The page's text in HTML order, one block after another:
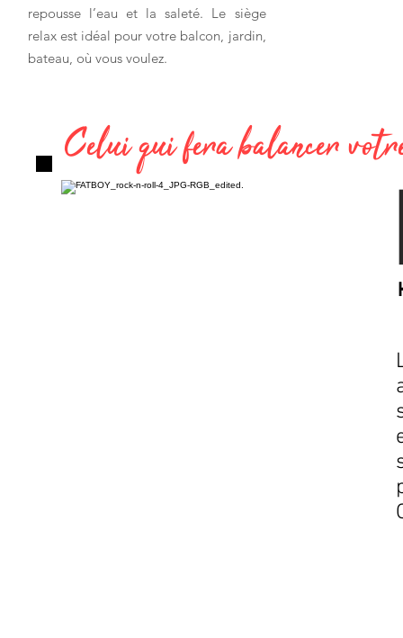
repousse l’eau et la saleté. Le siège
relax est idéal pour votre balcon, jardin,
bateau, où vous voulez.
Celui qui fera balancer